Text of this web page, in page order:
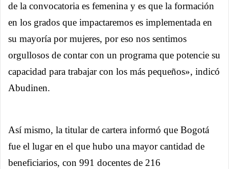
de la convocatoria es femenina y es que la formación
en los grados que impactaremos es implementada en
su mayoría por mujeres, por eso nos sentimos
orgullosos de contar con un programa que potencie su
capacidad para trabajar con los más pequeños», indicó
Abudinen.
Así mismo, la titular de cartera informó que Bogotá
fue el lugar en el que hubo una mayor cantidad de
beneficiarios, con 991 docentes de 216